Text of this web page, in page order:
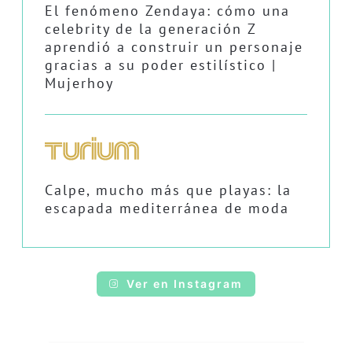
El fenómeno Zendaya: cómo una
celebrity de la generación Z
aprendió a construir un personaje
gracias a su poder estilístico |
Mujerhoy
Calpe, mucho más que playas: la
escapada mediterránea de moda
Ver en Instagram